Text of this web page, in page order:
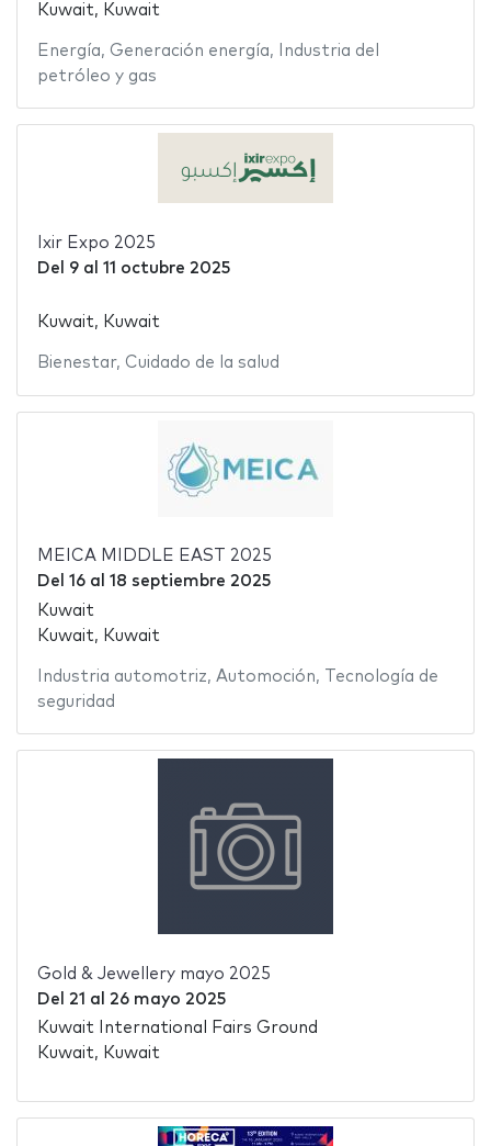
Kuwait, Kuwait
Energía, Generación energía,
Industria del
petróleo y gas
Ixir Expo 2025
Del 9al 11 octubre 2025
Kuwait, Kuwait
Bienestar, Cuidado de la salud
MEICA MIDDLE EAST 2025
Del 16al 18 septiembre 2025
Kuwait
Kuwait, Kuwait
Industria automotriz, Automoción,
Tecnología de
seguridad
Gold & Jewellery mayo 2025
Del 21 al 26 mayo 2025
Kuwait International Fairs Ground
Kuwait, Kuwait